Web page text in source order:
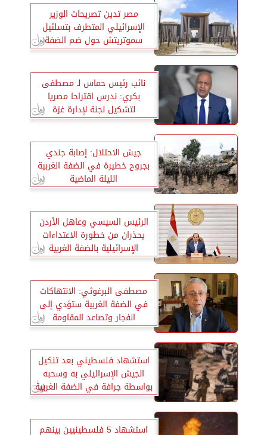
مصر تدين تصريحات الوزير
الإسرائيلي المتطرف بتسلئيل
سموتريتش حول ضم الضفة
الغربية
نائب رئيس حماس لـ مصطفى
بكري: ندرس اقتراحا مصريا
لتشكيل لجنة لإدارة غزة
جيش الاحتلال: إصابة جندي
بجروح خطيرة في الضفة الغربية
الليلة الماضية
الرئيس السيسي وعاهل الأردن
يحذران من خطورة الاعتداءات
الإسرائيلية بالضفة الغربية
مصطفى البرغوثي: الانتهاكات
في الضفة الغربية ستؤدي إلى
انفجار وتصاعد المقاومة
استشهاد فلسطيني بعد تنكيل
الجيش الإسرائيلي به وسحبه
بواسطة جرافة في الضفة الغربية
استشهاد 5 فلسطينيين بينهم